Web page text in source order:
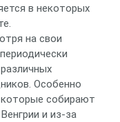
в некоторых
на свои
Особенно
собирают
и из-за